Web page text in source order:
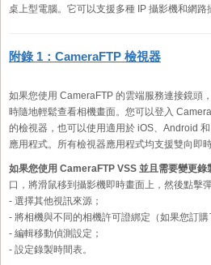
桌上型電腦。它可以支援多種 IP 攝影機和網路
附錄 1：CameraFTP 檢視器
如果您使用 CameraFTP 的雲端服務連接鏡頭
時隨地輕鬆查看相機畫面。您可以登入
的檢視器，也可以使用適用於 iOS、Android
應用程式。所有檢視器應用程式均支援雙向即
如果您使用 CameraFTP VSS 並且需要變更錄
口，將滑鼠移到攝影機即時畫面上，然後點擊
- 選擇其他視訊來源；
- 將相機與不同的相機許可證綁定（如果您訂購
- 編輯移動偵測設定；
- 設定錄製時間表。